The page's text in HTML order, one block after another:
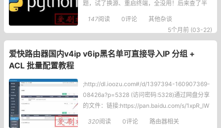
题，试了换源、重启终端，全没用！后来查了半
天才发现，是新版Python的环境管理机制搞的
鬼，尤其是Debian、Ubuntu这些系统自带的Pyt
错大
147阅读 0评论
其他杂谈
5个月前 (03-22)
爱快路由器国内v4ip v6ip黑名单可直接导入IP 分组 +
ACL 批量配置教程
;http://dl.ioozu.com#/d/1397394-160907369-
08426a?p=5328 (访问密码:5328)通过网盘分享
的文件：链接:https://pan.baidu.com/s/1xpR_lW
XyEaayvp6vDwJRmA?pwd=uttg提取码:uttg
320阅读 0评论
路由器相关